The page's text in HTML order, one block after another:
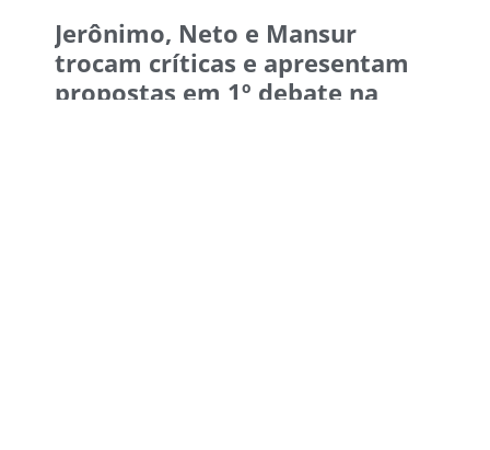
Jerônimo, Neto e Mansur
trocam críticas e apresentam
propostas em 1º debate na